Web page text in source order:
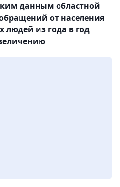
данным областной
от населения
людей из года в год